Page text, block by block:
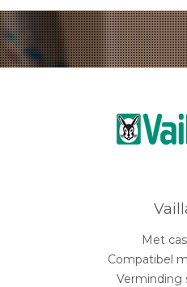
Met
Compatibel
Verminding